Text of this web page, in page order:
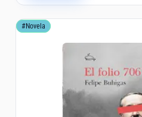
#Novela